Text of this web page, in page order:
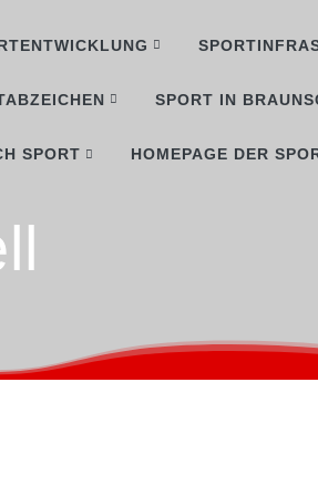
SPORT IN
SPORT HOMEPAGE DER